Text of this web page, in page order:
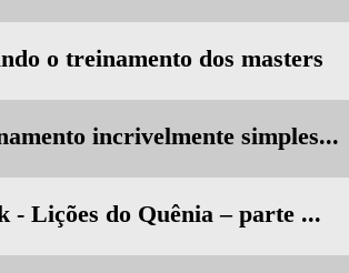
o treinamento dos masters
incrivelmente simples...
- Lições do Quênia – parte ...